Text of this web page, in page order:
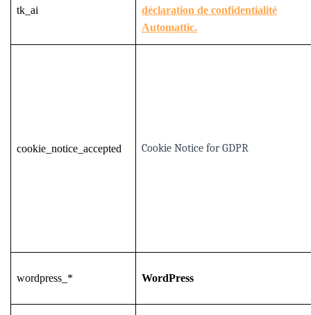
tk_ai
déclaration de confidentialité
Automattic.
cookie_notice_accepted Cookie Notice for GDPR
wordpress_* WordPress